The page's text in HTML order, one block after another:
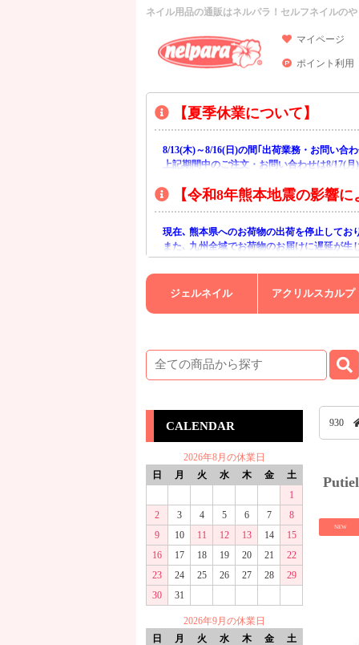
ネイル用品の通販はネルパラ！セルフネイルの
マイページ
ポイント利用
【夏季休業について】
8/13(木)～8/16(日)の間｢出荷業務・お問い合
上記期間中のご注文・お問い合わせは8/17(
【令和8年熊本地震の影響に
現在､ 熊本県へのお荷物の出荷を停止してお
また､ 九州全域でお荷物のお届けに遅延が生
ご不便をおかけいたしますが､ 何卒ご理解賜
ジェルネイル アクリルスカルプ
CALENDAR
2026年8月の休業日
日
月 火 水 木 金
土
1
2
3 4 5 6 7
8
9
10 11 12 13 14
15
16
17 18 19 20 21
22
23
24 25 26 27 28
29
30
31
2026年9月の休業日
日
月 火 水 木 金
土
930
NEW